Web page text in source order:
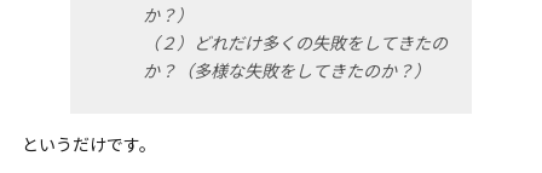
か？）
（２）どれだけ多くの失敗をしてきたの
か？（多様な失敗をしてきたのか？）
というだけです。